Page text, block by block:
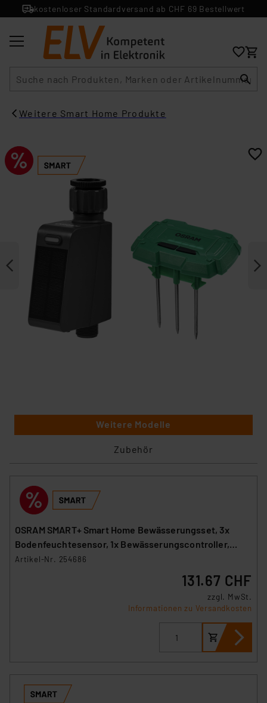
kostenloser Standardversand ab CHF 69 Bestellwert
Weitere Smart Home Produkte
Weitere Modelle
Zubehör
OSRAM SMART+ Smart Home Bewässerungsset, 3x
Bodenfeuchtesensor, 1x Bewässerungscontroller,
WLAN
Artikel-Nr. 254686
131.67 CHF
zzgl. MwSt.
Informationen zu Versandkosten